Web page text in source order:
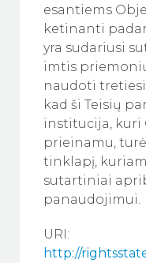
esantiems
ketinanti
yra sudariusi
imtis
naudoti
kad ši Teisių
institucija, kuri
prieinamu,
tinklapį,
sutartiniai
panaudojimui.
URI:
http://